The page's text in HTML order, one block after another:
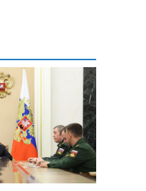
обсудил с
РФ: «Искандер»
с техникой
ЕАЭС
по
рынку и